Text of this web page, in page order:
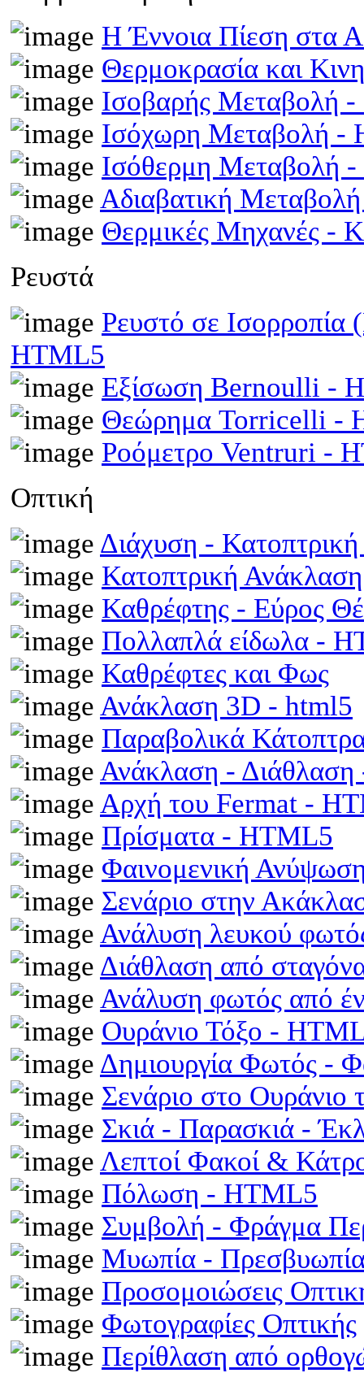
Η Έννοια Πίεση στα
Θερμοκρασία και
Ισοβαρής Μεταβολή
Ισόχωρη Μεταβολή -
Ισόθερμη Μεταβολή
Αδιαβατική
Θερμικές Μηχανές -
Ρευστά
Ρευστό σε Ισορροπία
HTML5
Εξίσωση Bernoulli -
Θεώρημα Torricelli -
Ροόμετρο Ventruri -
Οπτική
Διάχυση -
Κατοπτρική
Καθρέφτης - Εύρος
Πολλαπλά είδωλα -
Καθρέφτες και Φως
Ανάκλαση 3D - html5
Παραβολικά
Ανάκλαση -
Αρχή του Fermat -
Πρίσματα - HTML5
Φαινομενική
Σενάριο στην
Ανάλυση λευκού
Διάθλαση από
Ανάλυση φωτός από
Ουράνιο Τόξο -
Δημιουργία Φωτός -
Σενάριο στο Ουράνιο
Σκιά - Παρασκιά -
Λεπτοί Φακοί &
Πόλωση - HTML5
Συμβολή - Φράγμα
Μυωπία -
Προσομοιώσεις
Φωτογραφίες Οπτικής
Περίθλαση από